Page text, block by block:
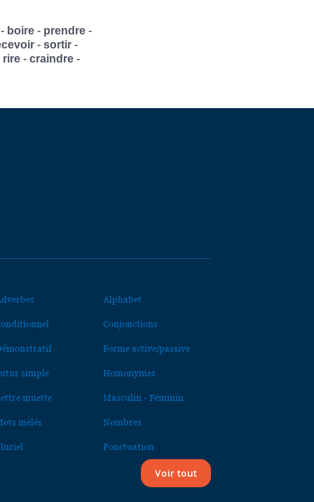
boire- prendre-
- sortir-
rire- craindre-
Alphabet
Conjonctions
Forme active/passive
simple Homonymes
muette Masculin - Féminin
mêlés Nombres
Ponctuation
Voir tout